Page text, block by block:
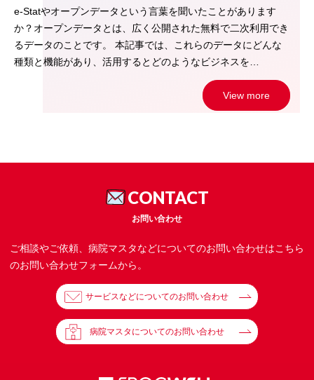
e-Statやオープンデータという言葉を聞いたことがあります
か？オープンデータとは、広く公開された無料で二次利用でき
るデータのことです。 本記事では、これらのデータにどんな
種類と機能があり、活用するとどのようなビジネスを…
View more
CONTACT
お問い合わせ
ご相談やご依頼、病院マスタなどについてのお問い合わせはこちら
のお問い合わせフォームから。
サービスなどについてのお問い合わせ
病院マスタについてのお問い合わせ